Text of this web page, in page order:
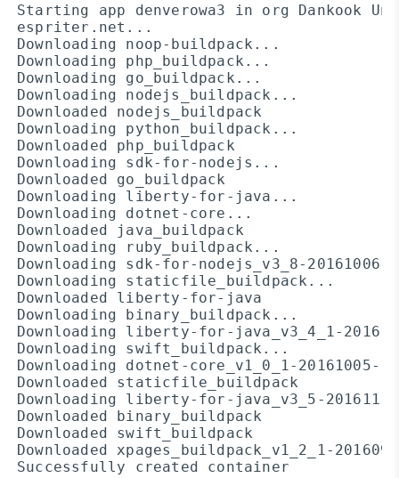
Starting app denverowa3 in org Dankook
espriter.net...
Downloading noop-buildpack...
Downloading php_buildpack...
Downloading go_buildpack...
Downloading nodejs_buildpack...
Downloaded nodejs_buildpack
Downloading python_buildpack...
Downloaded php_buildpack
Downloading sdk-for-nodejs...
Downloaded go_buildpack
Downloading liberty-for-java...
Downloading dotnet-core...
Downloaded java_buildpack
Downloading ruby_buildpack...
Downloading sdk-for-nodejs_v3_8-
Downloading staticfile_buildpack...
Downloaded liberty-for-java
Downloading binary_buildpack...
Downloading liberty-for-java_v3_4_1-
Downloading swift_buildpack...
Downloading dotnet-core_v1_0_1-20161005-
Downloaded staticfile_buildpack
Downloading liberty-for-java_v3_5-
Downloaded binary_buildpack
Downloaded swift_buildpack
Downloaded xpages_buildpack_v1_2_1-
Successfully created container